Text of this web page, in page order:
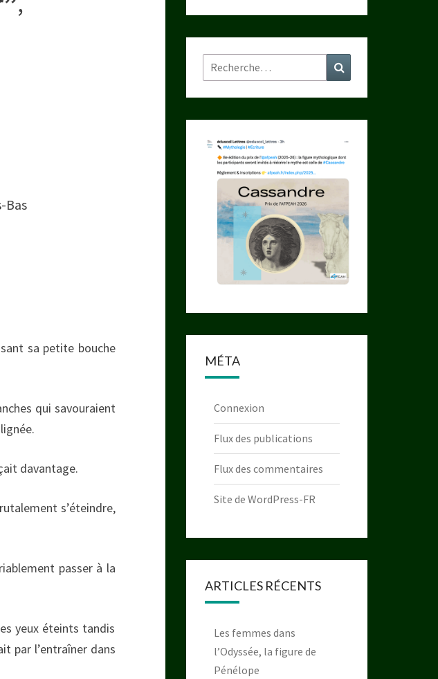
Bas
sa petite bouche
qui savouraient
davantage.
s’éteindre,
passer à la
yeux éteints tandis
par l’entraîner dans
Rechercher :
MÉTA
Connexion
Flux des publications
Flux des commentaires
Site de WordPress-FR
ARTICLES RÉCENTS
Les femmes dans
l’Odyssée, la figure de
Pénélope